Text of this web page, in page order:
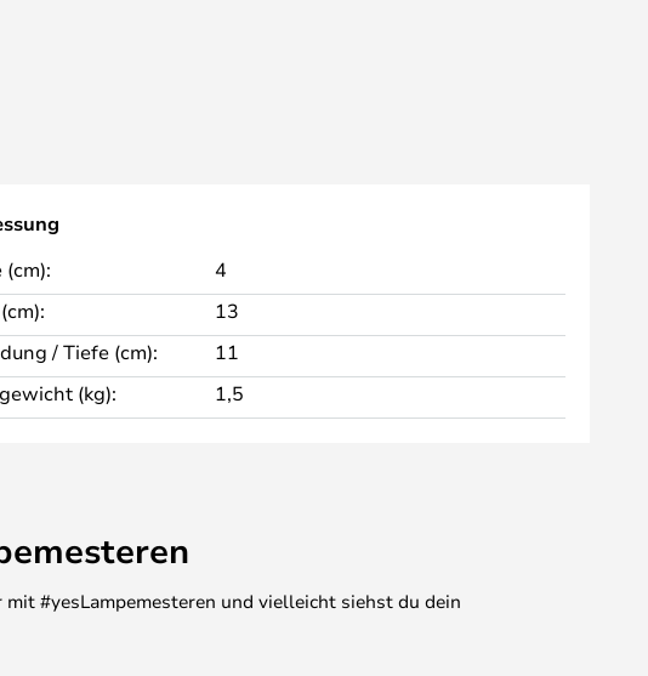
(cm):
4
13
/ Tiefe (cm):
11
(kg):
1,5
#yesLampemesteren und vielleicht siehst du dein